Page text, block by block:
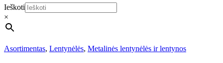
Ieškoti
×
Asortimentas, Lentynėlės, Metalinės lentynėlės ir lentynos